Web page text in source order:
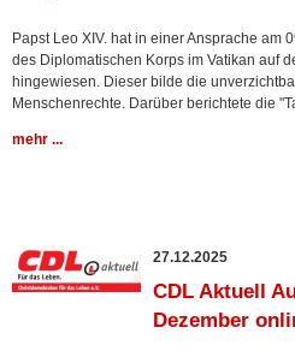
Papst Leo XIV. hat in einer Ansprache am
des Diplomatischen Korps im Vatikan auf
hingewiesen. Dieser bilde die
Menschenrechte. Darüber berichtete die
mehr ...
27.12.2025
CDL Aktuell
Dezember